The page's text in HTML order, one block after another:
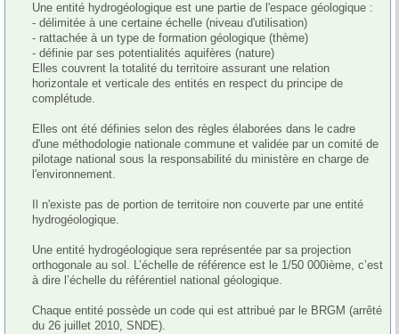
Une entité hydrogéologique est une partie de l'espace géologique :
- délimitée à une certaine échelle (niveau d'utilisation)
- rattachée à un type de formation géologique (thème)
- définie par ses potentialités aquifères (nature)
Elles couvrent la totalité du territoire assurant une relation
horizontale et verticale des entités en respect du principe de
complétude.
Elles ont été définies selon des règles élaborées dans le cadre
d'une méthodologie nationale commune et validée par un comité de
pilotage national sous la responsabilité du ministère en charge de
l'environnement.
Il n'existe pas de portion de territoire non couverte par une entité
hydrogéologique.
Une entité hydrogéologique sera représentée par sa projection
orthogonale au sol. L’échelle de référence est le 1/50 000ième, c’est
à dire l’échelle du référentiel national géologique.
Chaque entité possède un code qui est attribué par le BRGM (arrêté
du 26 juillet 2010, SNDE).